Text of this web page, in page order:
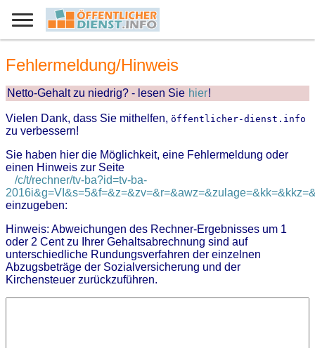
Fehlermeldung/Hinweis
Netto-Gehalt zu niedrig? - lesen Sie hier!
Vielen Dank, dass Sie mithelfen, öffentlicher-dienst.info
zu verbessern!
Sie haben hier die Möglichkeit, eine Fehlermeldung oder
einen Hinweis zur Seite
/c/t/rechner/tv-ba?id=tv-ba-
einzugeben:
Hinweis: Abweichungen des Rechner-Ergebnisses um 1
oder 2 Cent zu Ihrer Gehaltsabrechnung sind auf
unterschiedliche Rundungsverfahren der einzelnen
Abzugsbeträge der Sozialversicherung und der
Kirchensteuer zurückzuführen.